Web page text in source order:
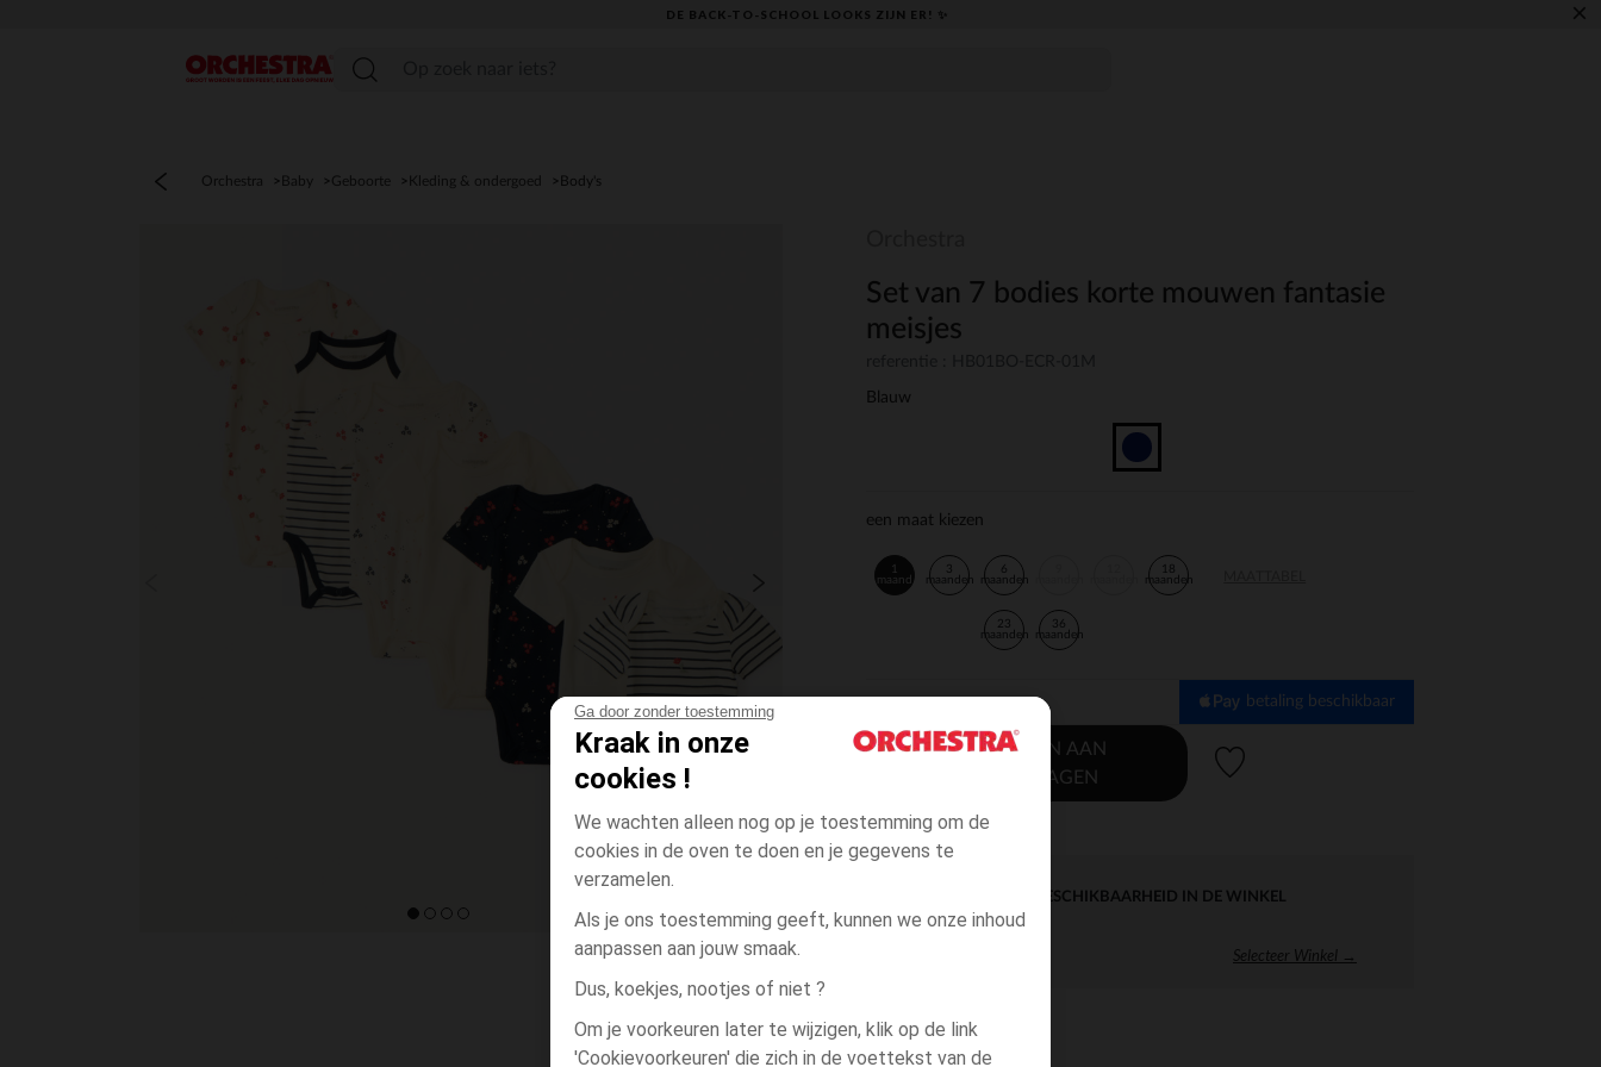
Ga door zonder toestemming
Kraak in onze
cookies !
We wachten alleen nog op je toestemming om de
cookies in de oven te doen en je gegevens te
verzamelen.
Als je ons toestemming geeft, kunnen we onze inhoud
aanpassen aan jouw smaak.
Dus, koekjes, nootjes of niet ?
Om je voorkeuren later te wijzigen, klik op de link
'Cookievoorkeuren' die zich in de voettekst van de
DE BACK-TO-SCHOOL LOOKS ZIJN ER! ✨ ×
menu
Orchestra Baby Geboorte Kleding & ondergoed Body's
Set van 7 bodies korte mouwen fantasie
meisjes
Blauw
een maat kiezen
1
maand
3
maanden
6
maanden
18
maanden
23
maanden
36
maanden
betaling beschikbaar
TOEVOEGEN AAN
WINKELWAGEN
DIRECTE BESCHIKBAARHEID IN DE WINKEL
Selecteer Winkel →